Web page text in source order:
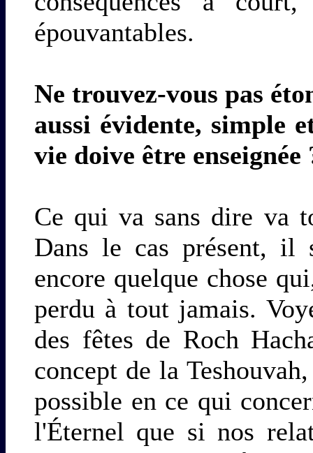
épouvantables.
Ne trouvez-vous pas
aussi évidente, simple
vie doive être enseignée
Ce qui va sans dire va
Dans le cas présent, il
encore quelque chose
perdu à tout jamais.
des fêtes de Roch
concept de la
possible en ce qui
l'Éternel que si nos